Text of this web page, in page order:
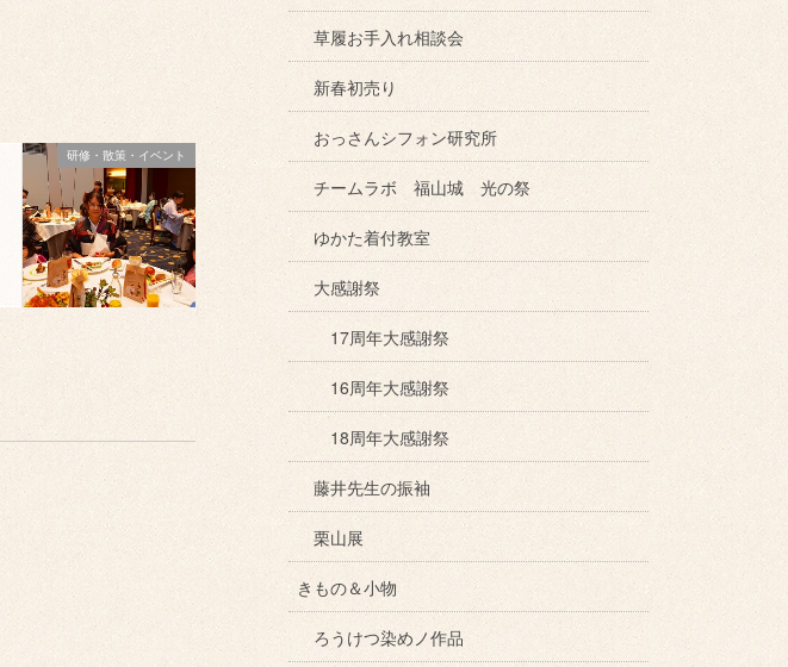
研修・散策・イベント
草履お手入れ相談会
新春初売り
おっさんシフォン研究所
チームラボ 福山城 光の祭
ゆかた着付教室
大感謝祭
17周年大感謝祭
16周年大感謝祭
18周年大感謝祭
藤井先生の振袖
栗山展
きもの＆小物
ろうけつ染めノ作品